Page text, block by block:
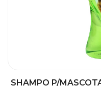
SHAMPO P/